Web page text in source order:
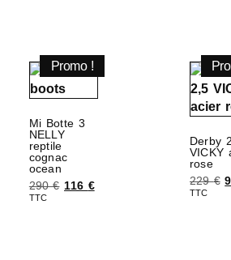
Promo !
Mi Botte 3
NELLY
reptile
cognac
ocean
290€ 116 €
TTC
Derby
VICKY
rose
229€
TTC